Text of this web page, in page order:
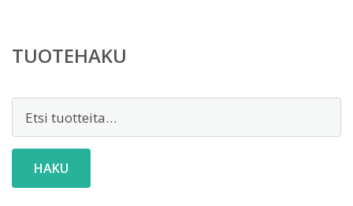
TUOTEHAKU
HAKU